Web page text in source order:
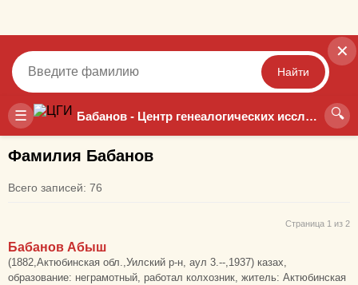
☰ Бабанов - Центр генеалогических исследований 🔍
✕
Найти
Точный Неточный
Фамилия Бабанов
Всего записей: 76
Страница 1 из 2
Бабанов Абыш
(1882,Актюбинская обл.,Уилский р-н, аул 3.--,1937) казах,
образование: неграмотный, работал колхозник, житель: Актюбинская